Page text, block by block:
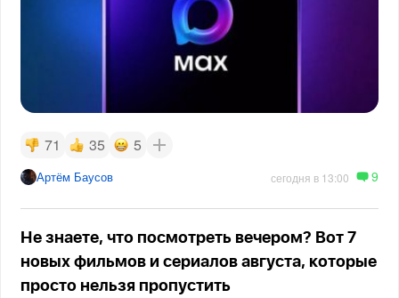
71 35 5
Артём Баусов сегодня в 13:00 9
Не знаете, что посмотреть вечером? Вот 7
новых фильмов и сериалов августа, которые
просто нельзя пропустить